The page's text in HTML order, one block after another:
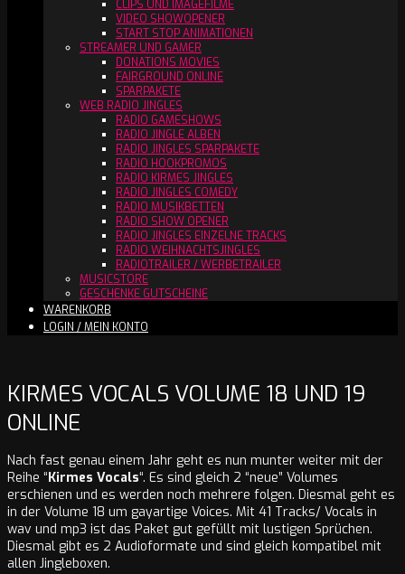
CLIPS UND IMAGEFILME
VIDEO SHOWOPENER
START STOP ANIMATIONEN
STREAMER UND GAMER
DONATIONS MOVIES
FAIRGROUND ONLINE
SPARPAKETE
WEB RADIO JINGLES
RADIO GAMESHOWS
RADIO JINGLE ALBEN
RADIO JINGLES SPARPAKETE
RADIO HOOKPROMOS
RADIO KIRMES JINGLES
RADIO JINGLES COMEDY
RADIO MUSIKBETTEN
RADIO SHOW OPENER
RADIO JINGLES EINZELNE TRACKS
RADIO WEIHNACHTSJINGLES
RADIOTRAILER / WERBETRAILER
MUSICSTORE
GESCHENKE GUTSCHEINE
WARENKORB
LOGIN / MEIN KONTO
KIRMES VOCALS VOLUME 18 UND 19
ONLINE
Nach fast genau einem Jahr geht es nun munter weiter mit der
Reihe “Kirmes Vocals“. Es sind gleich 2 “neue” Volumes
erschienen und es werden noch mehrere folgen. Diesmal geht es
in der Volume 18 um gayartige Voices. Mit 41 Tracks/ Vocals in
wav und mp3 ist das Paket gut gefüllt mit lustigen Sprüchen.
Diesmal gibt es 2 Audioformate und sind gleich kompatibel mit
allen Jingleboxen.